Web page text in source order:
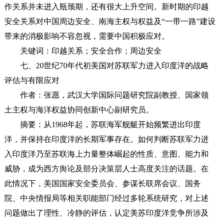
作关系并未进入瓶颈期，还有很大上升空间。新时期的印越
安全关系对中国周边安全、南海主权与权益及“一带一路”建设
带来的消极影响不容忽视，需要中国积极应对。
关键词：印越关系；安全合作；周边安全
七、20世纪70年代初美国对苏联军力进入印度洋的战略
评估与有限应对
作者：张愿，武汉大学国际问题研究院副教授、国家领
土主权与海洋权益协同创新中心副研究员。
摘要：从1968年起，苏联海军舰艇开始频繁进出印度
洋，并保持在印度洋的长期军事存在。如何判断苏联军力进
入印度洋乃至苏联海上力量整体崛起的性质、意图、能力和
威胁，成为西方舆论及部分决策层人士高度关注的话题。在
此情况下，美国国家安全委员会、参谋长联席会议、国务
院、中央情报局等相关职能部门经过多轮系统研究，对上述
问题做出了理性、冷静的评估，认定美苏印度洋竞争所涉及